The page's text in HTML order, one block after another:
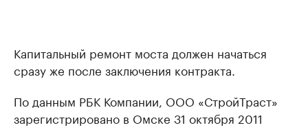
Капитальный ремонт моста должен начаться
сразу же после заключения контракта.
По данным РБК Компании, ООО «СтройТраст»
зарегистрировано в Омске 31 октября 2011